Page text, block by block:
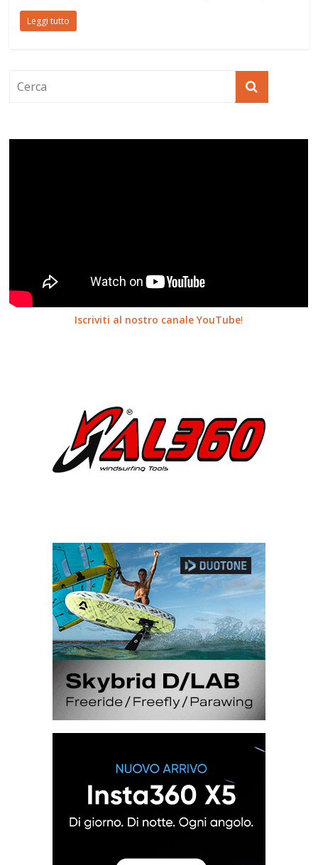
Leggi tutto
Iscriviti al nostro canale YouTube!